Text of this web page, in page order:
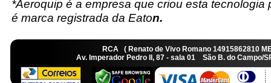
*Aeroquip é a empresa que criou esta
é marca registrada da Eaton.
RCA ( Renato de Vivo Romano
Av. Imperador Pedro II, 87 - sala 01 São B. do